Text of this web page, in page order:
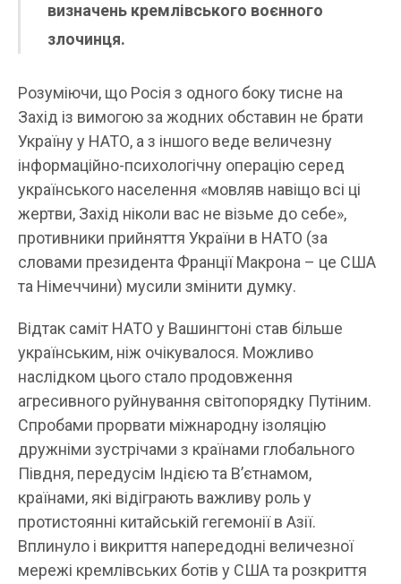
визначень кремлівського воєнного
злочинця.
Розуміючи, що Росія з одного боку тисне на
Захід із вимогою за жодних обставин не брати
Україну у НАТО, а з іншого веде величезну
інформаційно-психологічну операцію серед
українського населення «мовляв навіщо всі ці
жертви, Захід ніколи вас не візьме до себе»,
противники прийняття України в НАТО (за
словами президента Франції Макрона – це США
та Німеччини) мусили змінити думку.
Відтак саміт НАТО у Вашингтоні став більше
українським, ніж очікувалося. Можливо
наслідком цього стало продовження
агресивного руйнування світопорядку Путіним.
Спробами прорвати міжнародну ізоляцію
дружніми зустрічами з країнами глобального
Півдня, передусім Індією та В’єтнамом,
країнами, які відіграють важливу роль у
протистоянні китайській гегемонії в Азії.
Вплинуло і викриття напередодні величезної
мережі кремлівських ботів у США та розкриття